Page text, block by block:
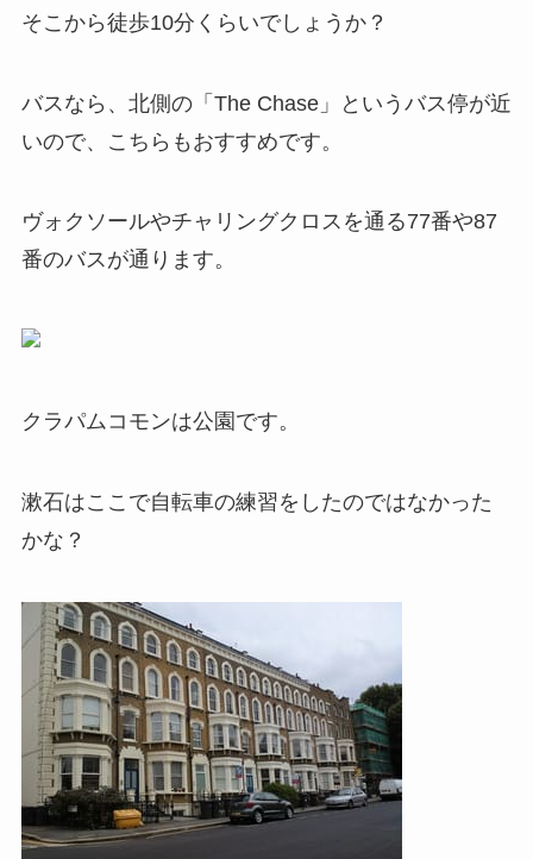
そこから徒歩10分くらいでしょうか？
バスなら、北側の「The Chase」というバス停が近
いので、こちらもおすすめです。
ヴォクソールやチャリングクロスを通る77番や87
番のバスが通ります。
クラパムコモンは公園です。
漱石はここで自転車の練習をしたのではなかった
かな？